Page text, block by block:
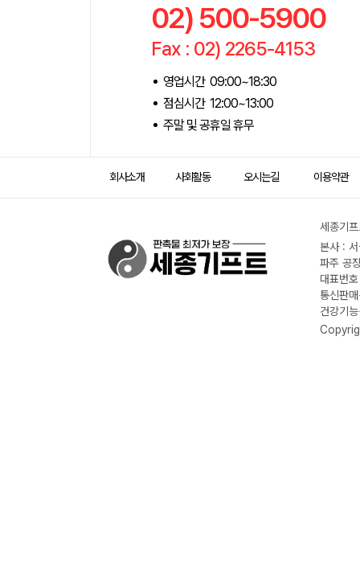
02) 500-5900
Fax : 02) 2265-4153
영업시간 09:00~18:30
점심시간 12:00~13:00
주말 및 공휴일 휴무
회사소개 사회활동 오시는길 이용약관
세종기
본사 :
파주 공
대표번
통신판
건강기